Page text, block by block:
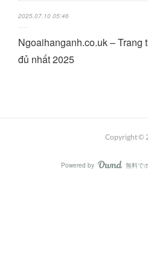
2025.07.10 05:46
Ngoaihanganh.co.uk – Trang
đủ nhất 2025
Copyright ©
Powered by 無料で